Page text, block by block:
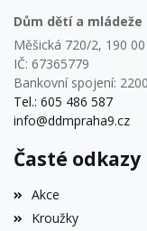
Dům dětí a mládeže
Měšická 720/2, 190
IČ: 67365779
Bankovní spojení:
Tel.: 605 486 587
info@ddmpraha9.cz
Časté odkazy
Akce
Kroužky